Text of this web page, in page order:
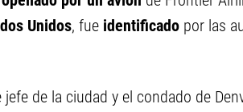
Unidos, fue identificado por las
de la ciudad y el condado de